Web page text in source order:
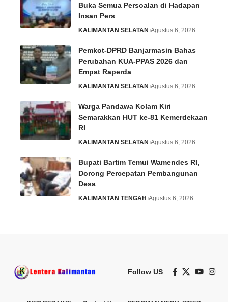
Buka Semua Persoalan di Hadapan
Insan Pers
KALIMANTAN SELATAN Agustus 6, 2026
Pemkot-DPRD Banjarmasin Bahas
Perubahan KUA-PPAS 2026 dan
Empat Raperda
KALIMANTAN SELATAN Agustus 6, 2026
Warga Pandawa Kolam Kiri
Semarakkan HUT ke-81 Kemerdekaan
RI
KALIMANTAN SELATAN Agustus 6, 2026
Bupati Bartim Temui Wamendes RI,
Dorong Percepatan Pembangunan
Desa
KALIMANTAN TENGAH Agustus 6, 2026
Follow US